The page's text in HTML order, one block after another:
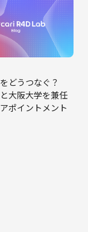
どうつなぐ？
大阪大学を兼任
ポイントメント